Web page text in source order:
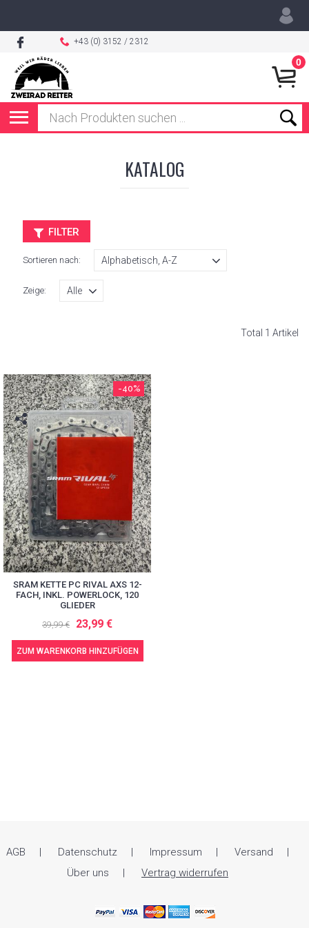
+43 (0) 3152 / 2312
0
KATALOG
FILTER
Sortieren nach:
Zeige:
Total 1 Artikel
-40%
SRAM KETTE PC RIVAL AXS 12-
FACH, INKL. POWERLOCK, 120
GLIEDER
39,99 € 23,99 €
ZUM WARENKORB HINZUFÜGEN
AGB Datenschutz Impressum
Versand
Über uns
Vertrag widerrufen